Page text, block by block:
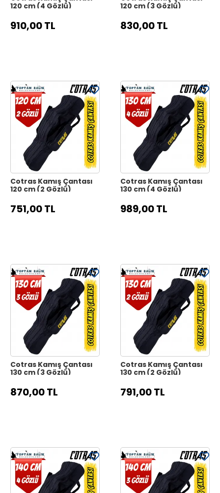
120 cm (4 Gözlü)
910,00 TL
120 cm (3 Gözlü)
830,00 TL
Cotras Kamış Çantası
120 cm (2 Gözlü)
751,00 TL
Cotras Kamış Çantası
130 cm (4 Gözlü)
989,00 TL
Cotras Kamış Çantası
130 cm (3 Gözlü)
870,00 TL
Cotras Kamış Çantası
130 cm (2 Gözlü)
791,00 TL